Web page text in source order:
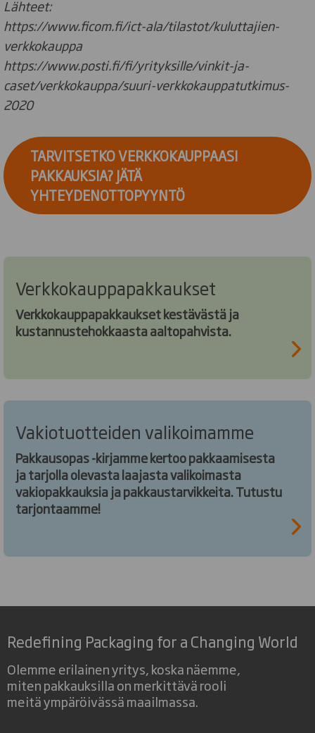
Lähteet:
https://www.ficom.fi/ict-ala/tilastot/kuluttajien-
verkkokauppa
https://www.posti.fi/fi/yrityksille/vinkit-ja-
caset/verkkokauppa/suuri-verkkokauppatutkimus-
2020
TARVITSETKO VERKKOKAUPPAASI
PAKKAUKSIA? JÄTÄ
YHTEYDENOTTOPYYNTÖ
Verkkokauppapakkaukset
Verkkokauppapakkaukset kestävästä ja
kustannustehokkaasta aaltopahvista.
Vakiotuotteiden valikoimamme
Pakkausopas -kirjamme kertoo pakkaamisesta
ja tarjolla olevasta laajasta valikoimasta
vakiopakkauksia ja pakkaustarvikkeita. Tutustu
tarjontaamme!
Redefining Packaging for a Changing World
Olemme erilainen yritys, koska näemme,
miten pakkauksilla on merkittävä rooli
meitä ympäröivässä maailmassa.